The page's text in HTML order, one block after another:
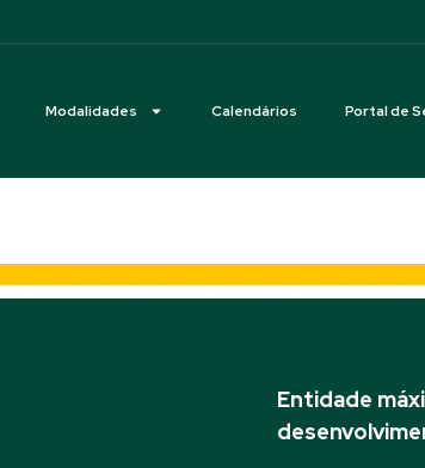
Modalidades Calendários Portal de
Entidade